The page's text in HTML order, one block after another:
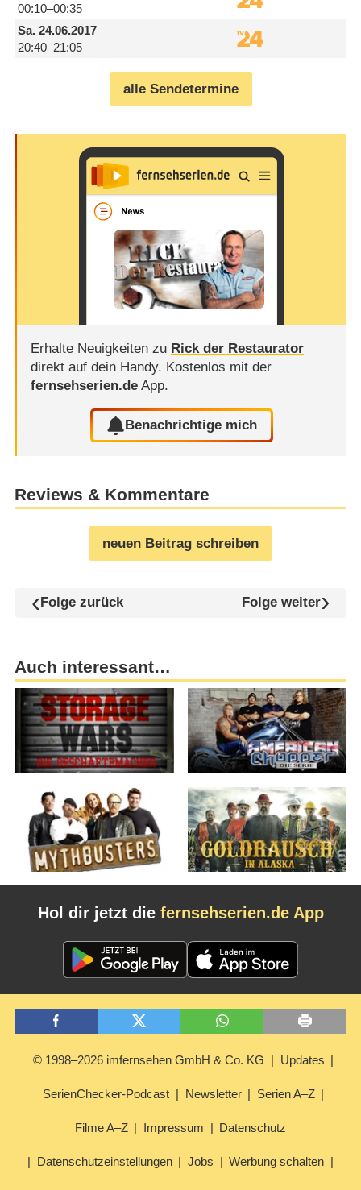
00:10–00:35
Sa.24.06.2017
20:40–21:05
alle Sendetermine
Erhalte Neuigkeiten zu Rick der Restaurator
direkt auf dein Handy. Kostenlos mit der
fernsehserien.deApp.
Benachrichtige mich
Reviews & Kommentare
neuen Beitrag schreiben
Folge zurück Folge weiter
Auch interessant…
Hol dir jetzt die fernsehserien.de App
© 1998–2026 imfernsehen GmbH & Co. KG Updates
SerienChecker-Podcast Newsletter Serien A–Z
Filme A–Z Impressum Datenschutz
Datenschutzeinstellungen Jobs Werbung schalten